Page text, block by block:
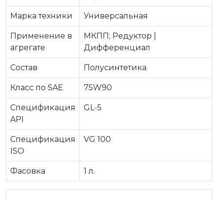
Марка техники Универсальная
Применение в
агрегате
МКПП; Редуктор |
Дифференциал
Состав Полусинтетика
Класс по SAE 75W90
Спецификация
API
GL-5
Спецификация
ISO
VG 100
Фасовка 1 л.